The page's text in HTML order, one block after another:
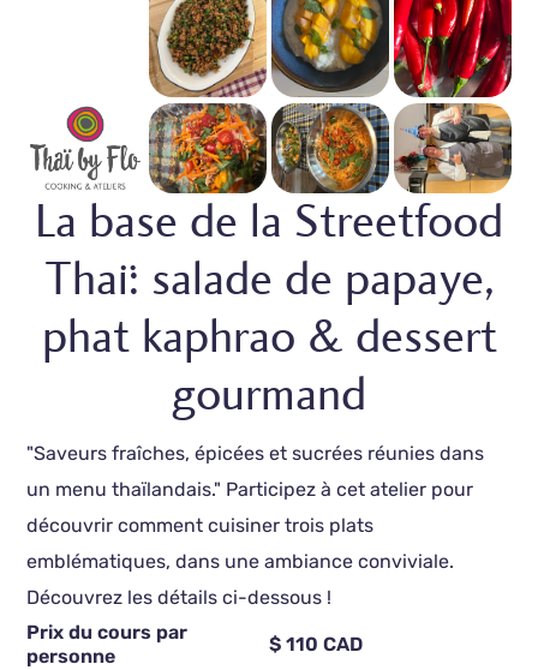
La base de la Streetfood
Thaï: salade de papaye,
phat kaphrao & dessert
gourmand
"Saveurs fraîches, épicées et sucrées réunies dans
un menu thaïlandais." Participez à cet atelier pour
découvrir comment cuisiner trois plats
emblématiques, dans une ambiance conviviale.
Découvrez les détails ci-dessous !
Prix du cours par
personne
$ 110 CAD